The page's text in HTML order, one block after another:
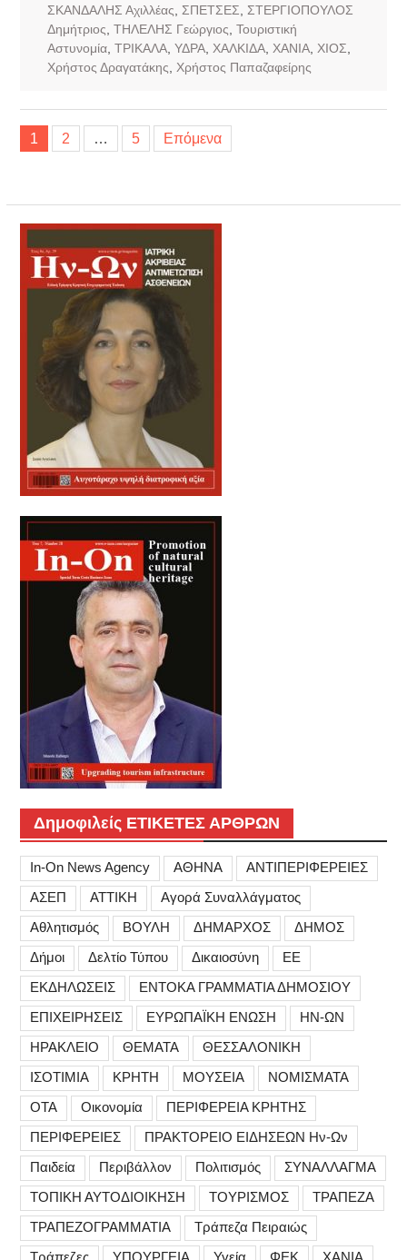
ΣΚΑΝΔΑΛΗΣ Αχιλλέας
ΣΠΕΤΣΕΣ
ΣΤΕΡΓΙΟΠΟΥΛΟΣ
Δημήτριος ΤΗΛΕΛΗΣ Γεώργιος Τουριστική
Αστυνομία, ΤΡΙΚΑΛΑ, ΥΔΡΑ, ΧΑΛΚΙΔΑ, ΧΑΝΙΑ, ΧΙΟΣ
Χρήστος Δραγατάκης
Χρήστος Παπαζαφείρης
Σελιδοποίηση
άρθρων
1 2 … 5 Επόμενα
Δημοφιλείς ΕΤΙΚΕΤΕΣ ΑΡΘΡΩΝ
In-On News Agency ΑΘΗΝΑ
ΑΝΤΙΠΕΡΙΦΕΡΕΙΕΣ
ΑΣΕΠ
ΑΤΤΙΚΗ
Αγορά Συναλλάγματος
Αθλητισμός
ΒΟΥΛΗ ΔΗΜΑΡΧΟΣ
ΔΗΜΟΣ
Δήμοι
Δελτίο Τύπου Δικαιοσύνη
ΕΕ
ΕΚΔΗΛΩΣΕΙΣ
ΕΝΤΟΚΑ ΓΡΑΜΜΑΤΙΑ ΔΗΜΟΣΙΟΥ
ΕΠΙΧΕΙΡΗΣΕΙΣ
ΕΥΡΩΠΑΪΚΗ ΕΝΩΣΗ
ΗΝ-ΩΝ
ΗΡΑΚΛΕΙΟ
ΘΕΜΑΤΑ
ΘΕΣΣΑΛΟΝΙΚΗ
ΙΣΟΤΙΜΙΑ
ΚΡΗΤΗ ΜΟΥΣΕΙΑ
ΝΟΜΙΣΜΑΤΑ
ΟΤΑ
Οικονομία
ΠΕΡΙΦΕΡΕΙΑ ΚΡΗΤΗΣ
ΠΕΡΙΦΕΡΕΙΕΣ
ΠΡΑΚΤΟΡΕΙΟ ΕΙΔΗΣΕΩΝ Ην-Ων
Παιδεία
Περιβάλλον Πολιτισμός
ΣΥΝΑΛΛΑΓΜΑ
ΤΟΠΙΚΗ ΑΥΤΟΔΙΟΙΚΗΣΗ
ΤΟΥΡΙΣΜΟΣ
ΤΡΑΠΕΖΑ
ΤΡΑΠΕΖΟΓΡΑΜΜΑΤΙΑ
Τράπεζα Πειραιώς
Τράπεζες
ΥΠΟΥΡΓΕΙΑ Υγεία ΦΕΚ ΧΑΝΙΑ